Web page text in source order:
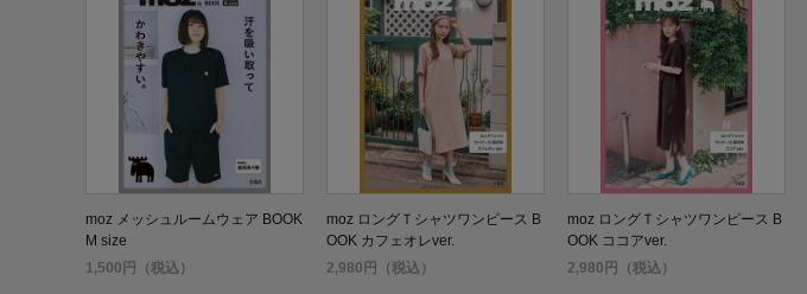
moz メッシュルームウェア BOOK
M size
1,500円（税込）
moz ロングＴシャツワンピース B
OOK カフェオレver.
2,980円（税込）
moz ロングＴシャツワンピース B
OOK ココアver.
2,980円（税込）